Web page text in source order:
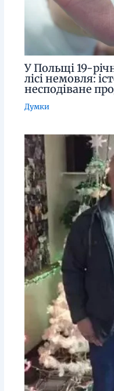
У Польщі 19-
лісі немовля:
несподіване
Думки